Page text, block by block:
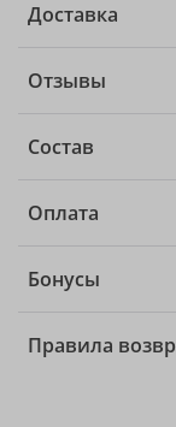
Доставка
Отзывы
Состав
Оплата
Бонусы
Правила